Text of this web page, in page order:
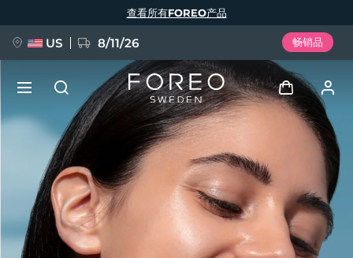
查看所有FOREO产品
US 8/11/26 畅销品
登录
用户信息
我的设备
新品
FAQ™ Pure Beauty-Tech Elixir
BREAKING NEWS
语言
English Deutsch
Español
Français
Português